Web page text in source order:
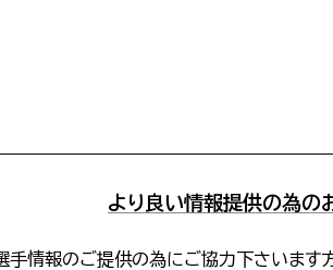
より良い情報提供の為の
手情報のご提供の為にご協力下さいます